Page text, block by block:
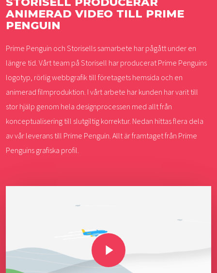
ANIMERAD VIDEO TILL PRIME
PENGUIN
Prime Penguin och Storisells samarbete har pågått under en
längre tid. Vårt team på Storisell har producerat Prime Penguins
logotyp, rörlig webbgrafik till företagets hemsida och en
animerad filmproduktion. I vårt arbete har kunden har varit till
stor hjälp genom hela designprocessen med allt från
konceptualisering till slutgiltig korrektur. Nedan hittas flera dela
av vår leverans till Prime Penguin. Allt är framtaget från Prime
Penguins grafiska profil.
Play Video